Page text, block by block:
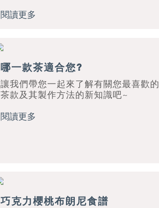
閱讀更多
哪一款茶適合您?
讓我們帶您一起來了解有關您最喜歡的
茶款及其製作方法的新知識吧~
閱讀更多
巧克力櫻桃布朗尼食譜